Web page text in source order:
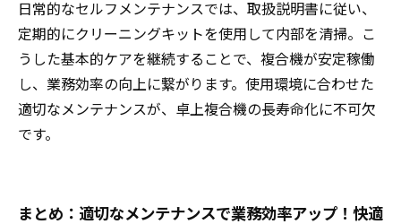
日常的なセルフメンテナンスでは、取扱説明書に従い、
定期的にクリーニングキットを使用して内部を清掃。こ
うした基本的ケアを継続することで、複合機が安定稼働
し、業務効率の向上に繋がります。使用環境に合わせた
適切なメンテナンスが、卓上複合機の長寿命化に不可欠
です。
まとめ：適切なメンテナンスで業務効率アップ！快適